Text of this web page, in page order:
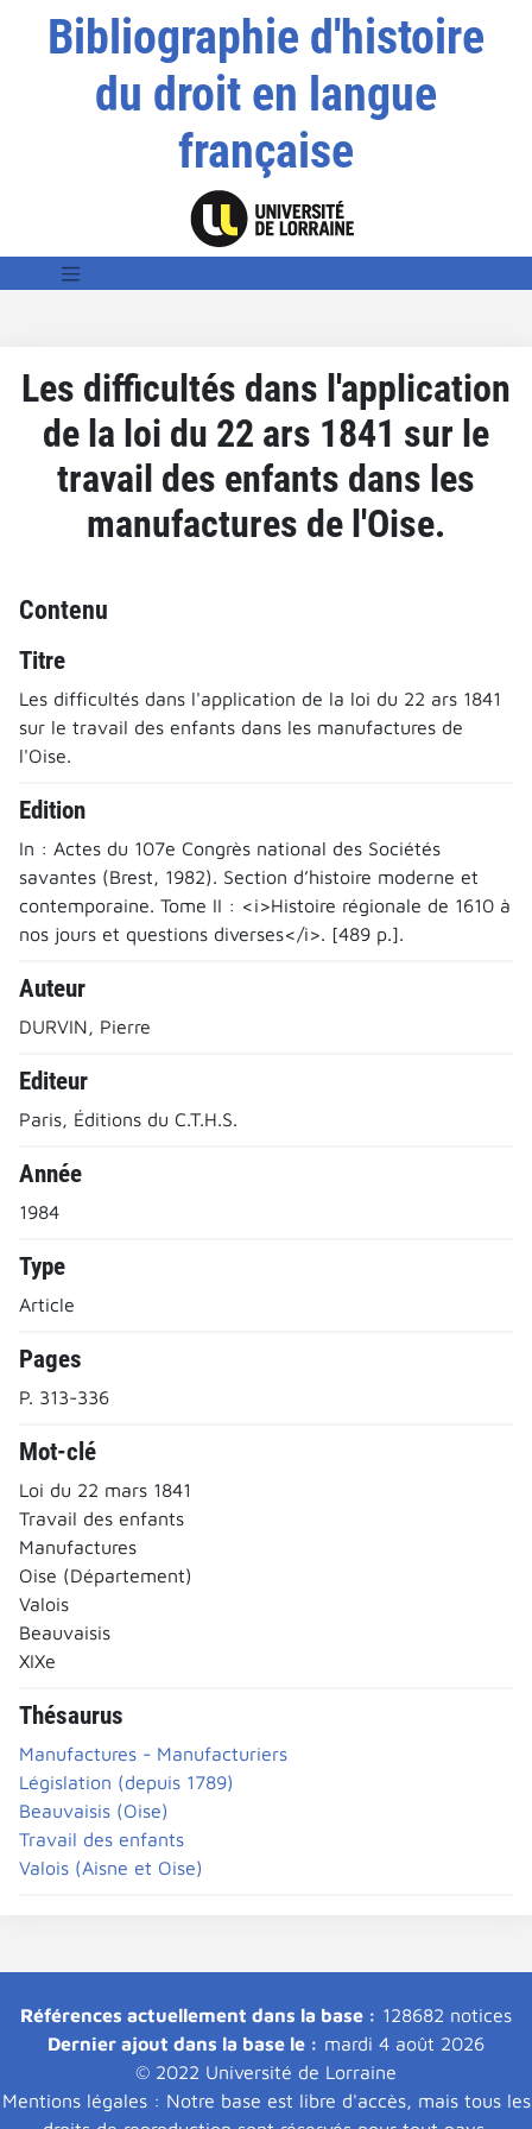
Bibliographie d'histoire
du droit en langue
française
Les difficultés dans l'application
de la loi du 22 ars 1841 sur le
travail des enfants dans les
manufactures de l'Oise.
Contenu
Titre
Les difficultés dans l'application de la loi du 22 ars 1841
sur le travail des enfants dans les manufactures de
l'Oise.
Edition
In : Actes du 107e Congrès national des Sociétés
savantes (Brest, 1982). Section d’histoire moderne et
contemporaine. Tome II : <i>Histoire régionale de 1610 à
nos jours et questions diverses</i>. [489 p.].
Auteur
DURVIN, Pierre
Editeur
Paris, Éditions du C.T.H.S.
Année
1984
Type
Article
Pages
P. 313-336
Mot-clé
Loi du 22 mars 1841
Travail des enfants
Manufactures
Oise (Département)
Valois
Beauvaisis
XIXe
Thésaurus
Manufactures - Manufacturiers
Législation (depuis 1789)
Beauvaisis (Oise)
Travail des enfants
Valois (Aisne et Oise)
Références actuellement dans la base : 128682 notices
Dernier ajout dans la base le : mardi 4 août 2026
© 2022 Université de Lorraine
Mentions légales : Notre base est libre d'accès, mais tous les